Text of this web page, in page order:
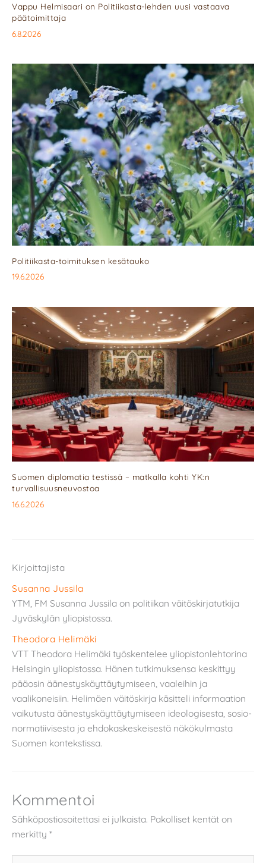
Vappu Helmisaari on Politiikasta-lehden uusi vastaava
päätoimittaja
6.8.2026
Politiikasta-toimituksen kesätauko
19.6.2026
Suomen diplomatia testissä – matkalla kohti YK:n
turvallisuusneuvostoa
16.6.2026
Kirjoittajista
Susanna Jussila
YTM, FM Susanna Jussila on politiikan väitöskirjatutkija
Jyväskylän yliopistossa.
Theodora Helimäki
VTT Theodora Helimäki työskentelee yliopistonlehtorina
Helsingin yliopistossa. Hänen tutkimuksensa keskittyy
pääosin äänestyskäyttäytymiseen, vaaleihin ja
vaalikoneisiin. Helimäen väitöskirja käsitteli informaation
vaikutusta äänestyskäyttäytymiseen ideologisesta, sosio-
normatiivisesta ja ehdokaskeskeisestä näkökulmasta
Suomen kontekstissa.
Kommentoi
Sähköpostiosoitettasi ei julkaista. Pakolliset kentät on
merkitty *